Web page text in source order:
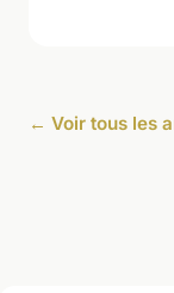
← Voir tous les